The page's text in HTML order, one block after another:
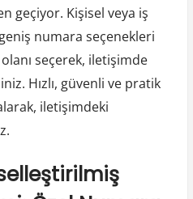
geçiyor. Kişisel veya iş
numara seçenekleri
seçerek, iletişimde
Hızlı, güvenli ve pratik
iletişimdeki